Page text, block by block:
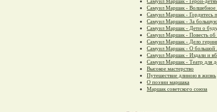
Самуил Маршак - Волшебное
Самуил Маршак - Гордитесь
Самуил Маршак - За большую
Самуил Маршак - Дети о
Самуил Маршак - Повесть об
Самуил Маршак - Дело
Самуил Маршак - О большой
Самуил Маршак - Издали и
Самуил Маршак - Театр для
Высокое мастерство
Путешествие длиною в жизнь
О поэзии маршака
Маршак советского союза